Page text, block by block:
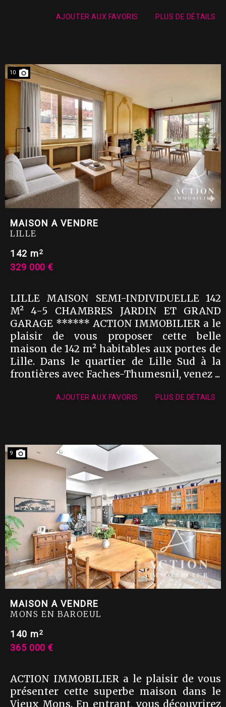
AJOUTER AUX FAVORIS PLUS DE DÉTAILS
10
MAISON A VENDRE
LILLE
142 m2
329 000 €
LILLE MAISON SEMI-INDIVIDUELLE 142
M² 4-5 CHAMBRES JARDIN ET GRAND
GARAGE ****** ACTION IMMOBILIER a le
plaisir de vous proposer cette belle
maison de 142 m² habitables aux portes de
Lille. Dans le quartier de Lille Sud à la
frontières avec Faches-Thumesnil, venez ...
AJOUTER AUX FAVORIS PLUS DE DÉTAILS
9
MAISON A VENDRE
MONS EN BAROEUL
140 m2
365 000 €
ACTION IMMOBILIER a le plaisir de vous
présenter cette superbe maison dans le
Vieux Mons. En entrant, vous découvrirez